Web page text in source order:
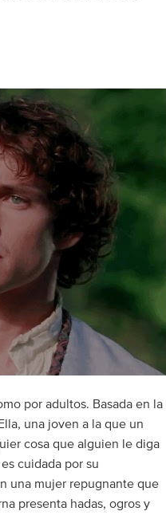
por adultos. Basada en la
una joven a la que un
cosa que alguien le diga
cuidada por su
una mujer repugnante que
presenta hadas, ogros y